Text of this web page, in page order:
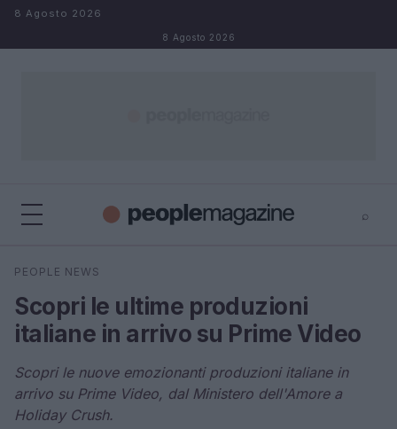
Salta al contenuto
8 Agosto 2026
8 Agosto 2026
⌕
Cerca
PEOPLE NEWS
Scopri le ultime produzioni
italiane in arrivo su Prime Video
Scopri le nuove emozionanti produzioni italiane in
arrivo su Prime Video, dal Ministero dell'Amore a
Holiday Crush.